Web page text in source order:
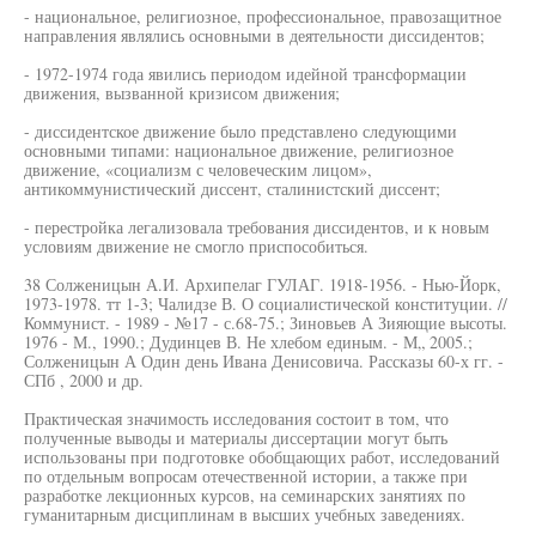
- национальное, религиозное, профессиональное, правозащитное
направления являлись основными в деятельности диссидентов;
- 1972-1974 года явились периодом идейной трансформации
движения, вызванной кризисом движения;
- диссидентское движение было представлено следующими
основными типами: национальное движение, религиозное
движение, «социализм с человеческим лицом»,
антикоммунистический диссент, сталинистский диссент;
- перестройка легализовала требования диссидентов, и к новым
условиям движение не смогло приспособиться.
38 Солженицын А.И. Архипелаг ГУЛАГ. 1918-1956. - Нью-Йорк,
1973-1978. тт 1-3; Чалидзе В. О социалистической конституции. //
Коммунист. - 1989 - №17 - с.68-75.; Зиновьев А Зияющие высоты.
1976 - М., 1990.; Дудинцев В. Не хлебом единым. - М„ 2005.;
Солженицын А Один день Ивана Денисовича. Рассказы 60-х гг. -
СПб , 2000 и др.
Практическая значимость исследования состоит в том, что
полученные выводы и материалы диссертации могут быть
использованы при подготовке обобщающих работ, исследований
по отдельным вопросам отечественной истории, а также при
разработке лекционных курсов, на семинарских занятиях по
гуманитарным дисциплинам в высших учебных заведениях.